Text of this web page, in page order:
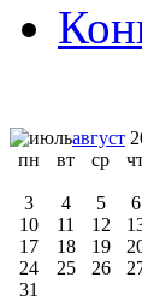
август
пн
вт ср
3
4 5 6
10
11 12
17
18 19
24
25 26
31